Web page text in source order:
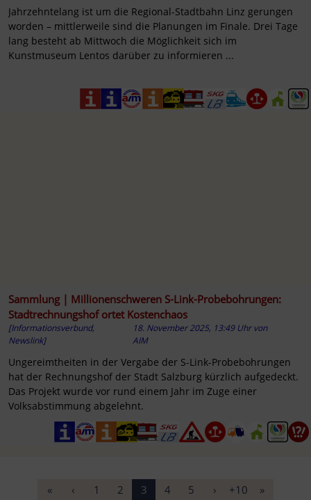
Jahrzehntelang ist um die Regional-Stadtbahn Linz gerungen
worden – mittlerweile sind die Planungen im Finale. Drei Tage
lang besteht ab Mittwoch die Möglichkeit sich im
Kunstmuseum Lentos darüber zu informieren ...
Sammlung | Millionenschweren S-Link-Probebohrungen:
Stadtrechnungshof ortet Kostenchaos
[Informationsverbund,
Newslink]
18. November 2025, 13:49 Uhr von
AIM
Ungereimtheiten in der Vergabe der S-Link-Probebohrungen
hat der Rechnungshof der Stadt Salzburg kürzlich aufgedeckt.
Das Projekt wurde vor rund einem Jahr im Zuge einer
Volksabstimmung abgelehnt.
« ‹ 1 2 3 4 5 › +10 »